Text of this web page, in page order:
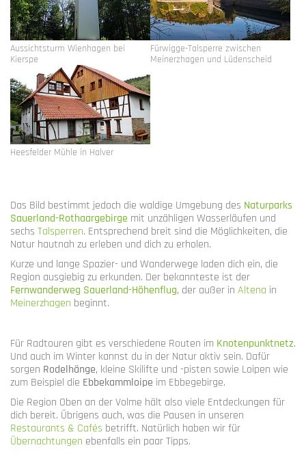
Aussichtsturm Wienhagen bei
Kierspe
Fürwigge-Talsperre zwischen
Meinerzhagen und Lüdenscheid
Show larger version for:
Heesfelder Mühle in Halver
Das Bild bestimmt jedoch die waldige Umgebung des Naturparks
Sauerland-Rothaargebirge mit unzähligen Wasserläufen und
sechs Talsperren. Entsprechend breit sind die Möglichkeiten, die
Natur hautnah zu erleben und dich zu erholen.
Kurze und lange Spazier- und Wanderwege laden dich ein, die
Region ausgiebig zu erkunden. Der bekannteste ist der
Fernwanderweg Sauerland-Höhenflug, der außer in Altena in
Meinerzhagen beginnt.
Für Radtouren gibt es verschiedene Routen im Knotenpunktnetz.
Und auch im Winter kannst du in der Natur aktiv sein. Dafür
sorgen Rodelhänge, kleine Skilifte und -pisten sowie Loipen wie
zum Beispiel die Ebbekammloipe im Ebbegebirge.
Die Region Oben an der Volme hält also viele Entdeckungen für
dich bereit. Übrigens auch, was die Pausen in unseren
Restaurants & Cafés betrifft. Natürlich haben wir für
Übernachtungen ebenfalls ein paar Tipps.